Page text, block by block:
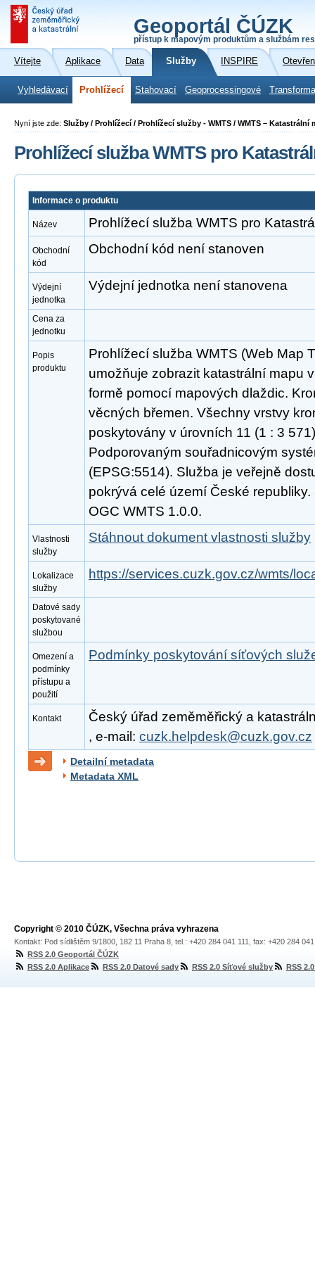
Geoportál ČÚZK
přístup k mapovým produktům a službám
Vítejte Aplikace Data Služby INSPIRE
Vyhledávací Prohlížecí Stahovací Geoprocessingové
Nyní jste zde: Služby / Prohlížecí / Prohlížecí služby - WMTS / WMTS – Katastrální
Prohlížecí služba WMTS pro
Informace o produktu
Název Prohlížecí služba WMTS pro
Obchodní
kód
Obchodní kód není stanoven
Výdejní
jednotka
Výdejní jednotka není stanovena
Cena za
jednotku
Popis
produktu
Prohlížecí služba WMTS (Web Map
umožňuje zobrazit katastrální mapu
formě pomocí mapových dlaždic.
věcných břemen. Všechny vrstvy
poskytovány v úrovních 11 (1 : 3
Podporovaným souřadnicovým
(EPSG:5514). Služba je veřejně
pokrývá celé území České
OGC WMTS 1.0.0.
Vlastnosti
služby
Stáhnout dokument vlastnosti služby
Lokalizace
služby
https://services.cuzk.gov.cz/wmts/
Datové sady
poskytované
službou
Omezení a
podmínky
přístupu a
použití
Podmínky poskytování síťových
Kontakt
Český úřad zeměměřický a
, e-mail: cuzk.helpdesk@cuzk.gov.cz
Detailní metadata
Metadata XML
Copyright © 2010 ČÚZK, Všechna práva vyhrazena
Kontakt: Pod sídlištěm 9/1800, 182 11 Praha 8, tel.: +420 284 041 111, fax: +420 284
RSS 2.0 Geoportál ČÚZK
RSS 2.0 Aplikace
RSS 2.0 Datové sady RSS 2.0 Síťové služby RSS